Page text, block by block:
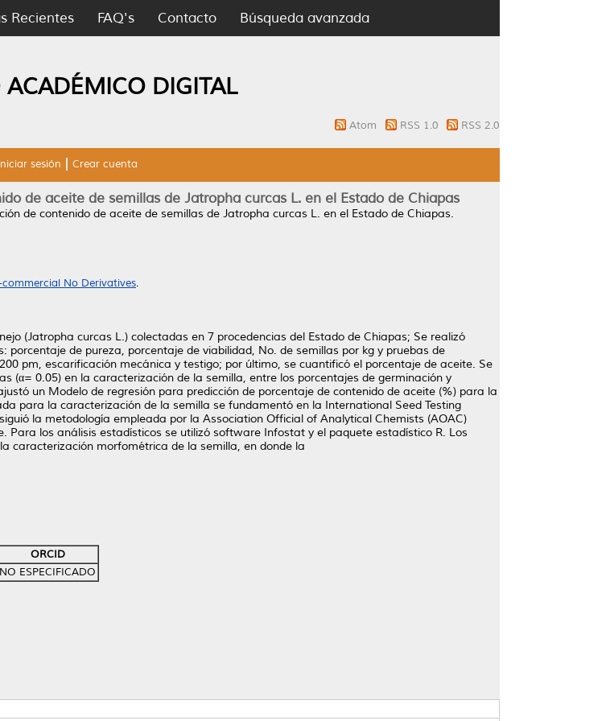
Recientes FAQ's Contacto Búsqueda avanzada
ACADÉMICO DIGITAL
Atom RSS 1.0 RSS 2.0
sesión Crear cuenta
de aceite de semillas de Jatropha curcas L. en el Estado de Chiapas
de contenido de aceite de semillas de Jatropha curcas L. en el Estado de Chiapas.
No Derivatives.
(Jatropha curcas L.) colectadas en 7 procedencias del Estado de Chiapas; Se realizó
de pureza, porcentaje de viabilidad, No. de semillas por kg y pruebas de
pm, escarificación mecánica y testigo; por último, se cuantificó el porcentaje de aceite. Se
(α= 0.05) en la caracterización de la semilla, entre los porcentajes de germinación y
un Modelo de regresión para predicción de porcentaje de contenido de aceite (%) para la
para la caracterización de la semilla se fundamentó en la International Seed Testing
la metodología empleada por la Association Official of Analytical Chemists (AOAC)
Para los análisis estadísticos se utilizó software Infostat y el paquete estadístico R. Los
caracterización morfométrica de la semilla, en donde la
ORCID
NO ESPECIFICADO